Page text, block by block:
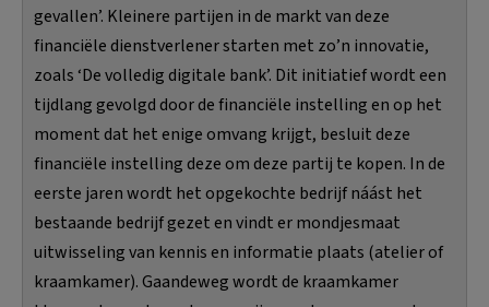
gevallen’. Kleinere partijen in de markt van deze
financiële dienstverlener starten met zo’n innovatie,
zoals ‘De volledig digitale bank’. Dit initiatief wordt een
tijdlang gevolgd door de financiële instelling en op het
moment dat het enige omvang krijgt, besluit deze
financiële instelling deze om deze partij te kopen. In de
eerste jaren wordt het opgekochte bedrijf náást het
bestaande bedrijf gezet en vindt er mondjesmaat
uitwisseling van kennis en informatie plaats (atelier of
kraamkamer). Gaandeweg wordt de kraamkamer